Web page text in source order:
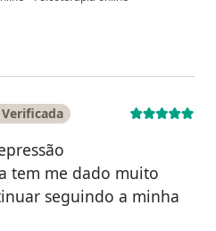
tem me dado muito
seguindo a minha